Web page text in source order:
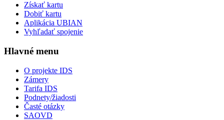
Získať kartu
Dobiť kartu
Aplikácia UBIAN
Vyhľadať spojenie
Hlavné menu
O projekte IDS
Zámery
Tarifa IDS
Podnety/žiadosti
Časté otázky
SAOVD